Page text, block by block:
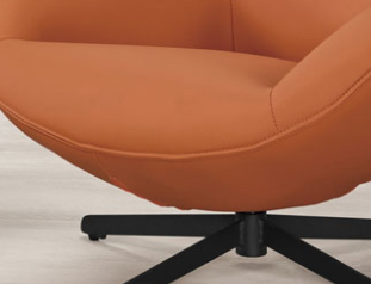
$ 9,000以上：免運費
$ 9,000以下：NT$500元
到貨時間：指定送貨日當天以電話
｜周（一）配送部門固定公休無送
式發票，發票將於商品完成出貨15個工作
寄送。
到貨日起七日內通知本公司客服人員，我
品必須是全新狀態且完整包裝，床墊、床
商紙及所有附隨文件或資料之完整性)，若
購商品，可能會因個人電腦螢幕的設定色